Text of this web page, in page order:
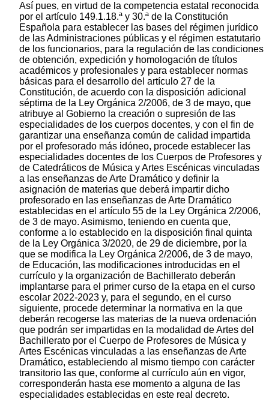
Así pues, en virtud de la competencia estatal reconocida
por el artículo 149.1.18.ª y 30.ª de la Constitución
Española para establecer las bases del régimen jurídico
de las Administraciones públicas y el régimen estatutario
de los funcionarios, para la regulación de las condiciones
de obtención, expedición y homologación de títulos
académicos y profesionales y para establecer normas
básicas para el desarrollo del artículo 27 de la
Constitución, de acuerdo con la disposición adicional
séptima de la Ley Orgánica 2/2006, de 3 de mayo, que
atribuye al Gobierno la creación o supresión de las
especialidades de los cuerpos docentes, y con el fin de
garantizar una enseñanza común de calidad impartida
por el profesorado más idóneo, procede establecer las
especialidades docentes de los Cuerpos de Profesores y
de Catedráticos de Música y Artes Escénicas vinculadas
a las enseñanzas de Arte Dramático y definir la
asignación de materias que deberá impartir dicho
profesorado en las enseñanzas de Arte Dramático
establecidas en el artículo 55 de la Ley Orgánica 2/2006,
de 3 de mayo. Asimismo, teniendo en cuenta que,
conforme a lo establecido en la disposición final quinta
de la Ley Orgánica 3/2020, de 29 de diciembre, por la
que se modifica la Ley Orgánica 2/2006, de 3 de mayo,
de Educación, las modificaciones introducidas en el
currículo y la organización de Bachillerato deberán
implantarse para el primer curso de la etapa en el curso
escolar 2022-2023 y, para el segundo, en el curso
siguiente, procede determinar la normativa en la que
deberán recogerse las materias de la nueva ordenación
que podrán ser impartidas en la modalidad de Artes del
Bachillerato por el Cuerpo de Profesores de Música y
Artes Escénicas vinculadas a las enseñanzas de Arte
Dramático, estableciendo al mismo tiempo con carácter
transitorio las que, conforme al currículo aún en vigor,
corresponderán hasta ese momento a alguna de las
especialidades establecidas en este real decreto.